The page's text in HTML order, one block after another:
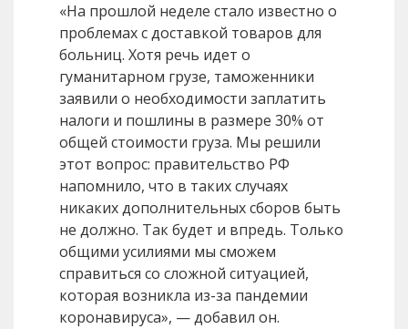
«На прошлой неделе стало известно о
проблемах с доставкой товаров для
больниц. Хотя речь идет о
гуманитарном грузе, таможенники
заявили о необходимости заплатить
налоги и пошлины в размере 30% от
общей стоимости груза. Мы решили
этот вопрос: правительство РФ
напомнило, что в таких случаях
никаких дополнительных сборов быть
не должно. Так будет и впредь. Только
общими усилиями мы сможем
справиться со сложной ситуацией,
которая возникла из-за пандемии
коронавируса», — добавил он.